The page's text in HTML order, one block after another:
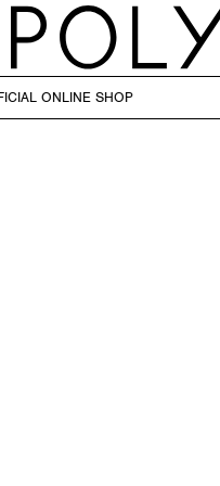
ONLINE